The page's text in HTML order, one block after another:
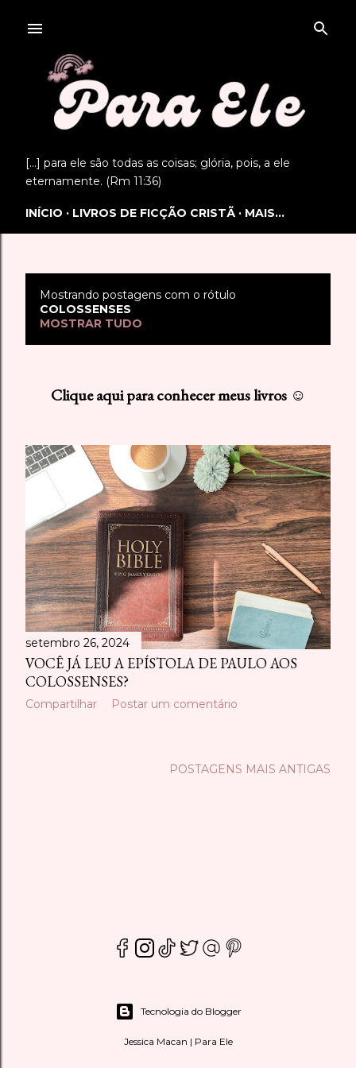
[...] para ele são todas as coisas; glória, pois, a ele
eternamente. (Rm 11:36)
INÍCIO LIVROS DE FICÇÃO CRISTÃ MAIS…
o
g
n
s
Mostrando postagens com o rótulo
COLOSSENSES
MOSTRAR TUDO
Clique aqui para conhecer meus livros ☺
setembro 26, 2024
VOCÊ JÁ LEU A EPÍSTOLA DE PAULO AOS
COLOSSENSES?
Compartilhar Postar um comentário
POSTAGENS MAIS ANTIGAS
Tecnologia do Blogger
Jessica Macan | Para Ele